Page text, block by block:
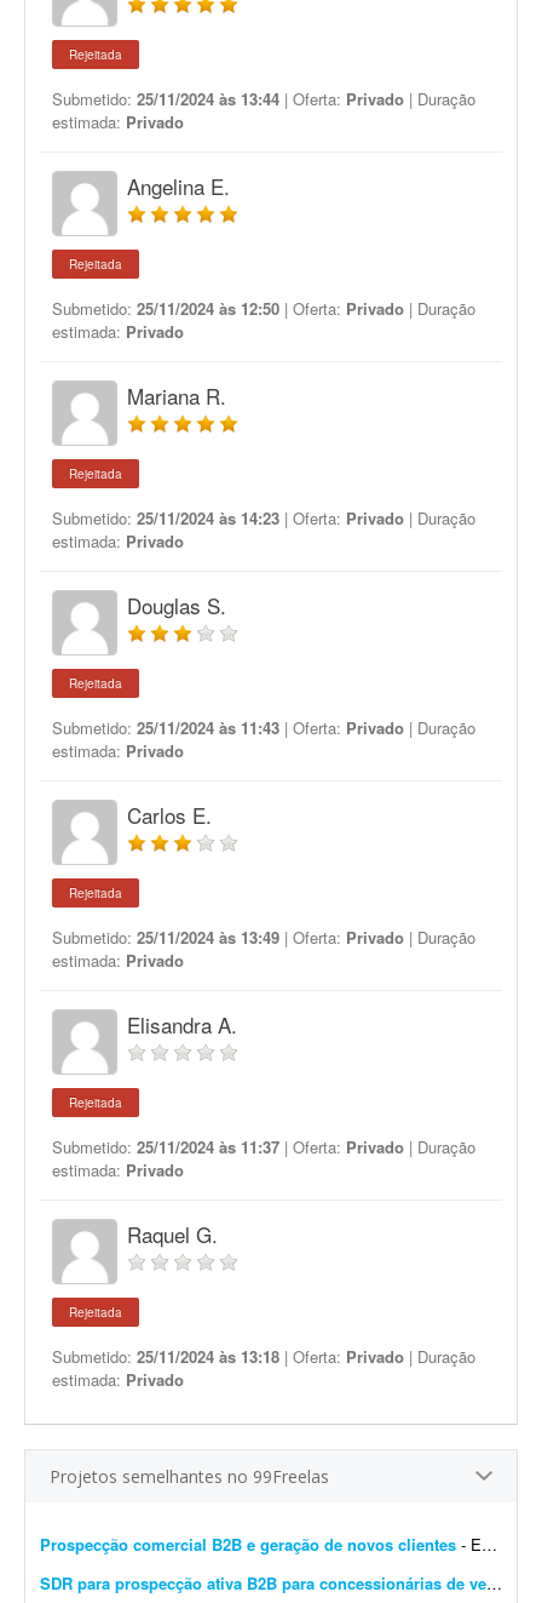
Rejeitada
Submetido: 25/11/2024 às 13:44 | Oferta: Privado | Duração
estimada: Privado
Angelina E.
Rejeitada
Submetido: 25/11/2024 às 12:50 | Oferta: Privado | Duração
estimada: Privado
Mariana R.
Rejeitada
Submetido: 25/11/2024 às 14:23 | Oferta: Privado | Duração
estimada: Privado
Douglas S.
Rejeitada
Submetido: 25/11/2024 às 11:43 | Oferta: Privado | Duração
estimada: Privado
Carlos E.
Rejeitada
Submetido: 25/11/2024 às 13:49 | Oferta: Privado | Duração
estimada: Privado
Elisandra A.
Rejeitada
Submetido: 25/11/2024 às 11:37 | Oferta: Privado | Duração
estimada: Privado
Raquel G.
Rejeitada
Submetido: 25/11/2024 às 13:18 | Oferta: Privado | Duração
estimada: Privado
Projetos semelhantes no 99Freelas
Prospecção comercial B2B e geração de novos clientes - Estamos buscando um profissional com perfil comercial para atuar em um projeto de prospecção e desenvolvimento de novas oportunidades B2B para a Guebly. O objetivo será identi...
SDR para prospecção ativa B2B para concessionárias de veículos